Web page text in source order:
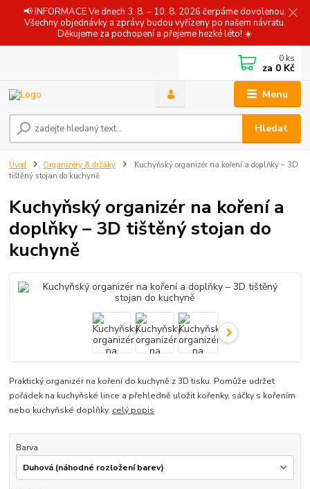
📢 INFORMACE Ve dnech 3. 8. – 10. 8. 2026 čerpáme dovolenou.
Všechny objednávky a zprávy budou vyřízeny po našem návratu.
Děkujeme za pochopení a přejeme hezké léto! ☀️
Menu
Hledat
0 ks
za 0 Kč
Úvod Organizéry & držáky
Kuchyňský organizér na koření a doplňky – 3D
tištěný stojan do kuchyně
Kuchyňský organizér na koření a
doplňky – 3D tištěný stojan do
kuchyně
Praktický organizér na koření do kuchyně z 3D tisku. Pomůže udržet
pořádek na kuchyňské lince a přehledně uložit kořenky, sáčky s kořením
nebo kuchyňské doplňky. celý popis
Barva